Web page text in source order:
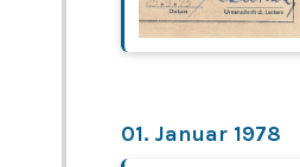
01. Januar 1978